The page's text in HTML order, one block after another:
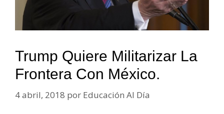
Trump Quiere Militarizar La
Frontera Con México.
4 abril, 2018 por Educación Al Día